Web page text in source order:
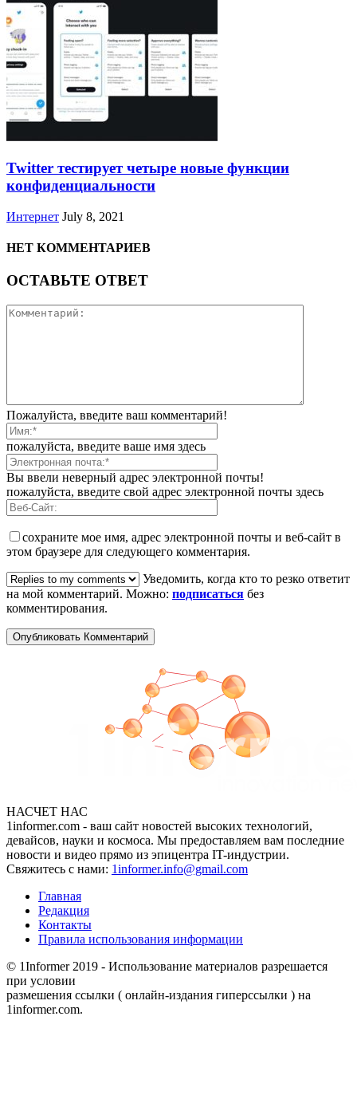
Twitter тестирует четыре новые функции
конфиденциальности
Интернет July 8, 2021
НЕТ КОММЕНТАРИЕВ
ОСТАВЬТЕ ОТВЕТ
Пожалуйста, введите ваш комментарий!
пожалуйста, введите ваше имя здесь
Вы ввели неверный адрес электронной почты!
пожалуйста, введите свой адрес электронной почты здесь
сохраните мое имя, адрес электронной почты и веб-сайт в
этом браузере для следующего комментария.
Уведомить, когда кто то резко ответит
на мой комментарий. Можно: подписаться без
комментирования.
НАСЧЕТ НАС
1informer.com - ваш сайт новостей высоких технологий,
девайсов, науки и космоса. Мы предоставляем вам последние
новости и видео прямо из эпицентра IT-индустрии.
Свяжитесь с нами: 1informer.info@gmail.com
Главная
Редакция
Контакты
Правила использования информации
© 1Informer 2019 - Использование материалов разрешается
при условии
размешения ссылки ( онлайн-издания гиперссылки ) на
1informer.com.